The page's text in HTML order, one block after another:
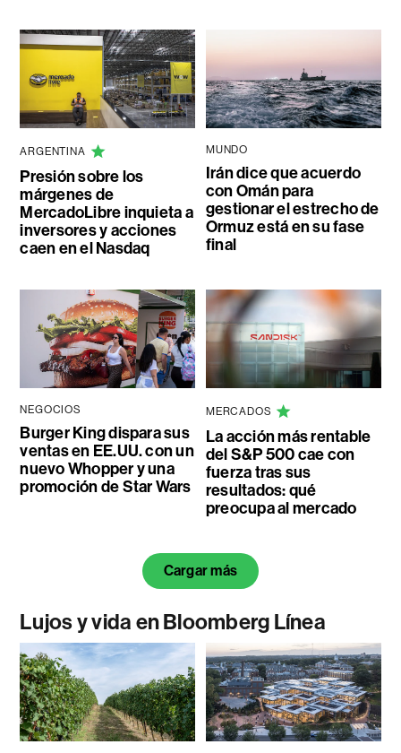
ARGENTINA
Presión sobre los
márgenes de
MercadoLibre inquieta a
inversores y acciones
caen en el Nasdaq
MUNDO
Irán dice que acuerdo
con Omán para
gestionar el estrecho de
Ormuz está en su fase
final
NEGOCIOS
Burger King dispara sus
ventas en EE.UU. con un
nuevo Whopper y una
promoción de Star Wars
MERCADOS
La acción más rentable
del S&P 500 cae con
fuerza tras sus
resultados: qué
preocupa al mercado
Cargar más
Lujos y vida en Bloomberg Línea